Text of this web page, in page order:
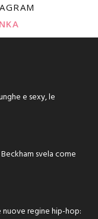
e sexy, le
svela come
regine hip-hop: